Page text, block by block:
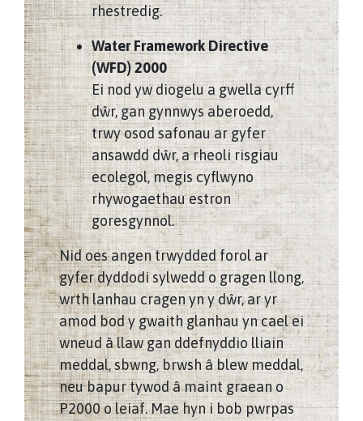
rhestredig.
Water Framework Directive
(WFD) 2000
Ei nod yw diogelu a gwella cyrff
dŵr, gan gynnwys aberoedd,
trwy osod safonau ar gyfer
ansawdd dŵr, a rheoli risgiau
ecolegol, megis cyflwyno
rhywogaethau estron
goresgynnol.
Nid oes angen trwydded forol ar
gyfer dyddodi sylwedd o gragen llong,
wrth lanhau cragen yn y dŵr, ar yr
amod bod y gwaith glanhau yn cael ei
wneud â llaw gan ddefnyddio lliain
meddal, sbwng, brwsh â blew meddal,
neu bapur tywod â maint graean o
P2000 o leiaf. Mae hyn i bob pwrpas